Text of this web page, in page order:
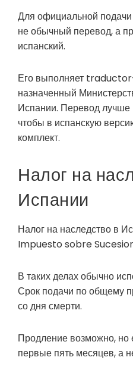
Для официальной
не обычный перевод, а
испанский.
Его выполняет
назначенный
Испании. Перевод лучше
чтобы в испанскую
комплект.
Налог на
Испании
Налог на наследство в
Impuesto sobre
В таких делах обычно
Срок подачи по общему
со дня смерти.
Продление возможно, но
первые пять месяцев, а